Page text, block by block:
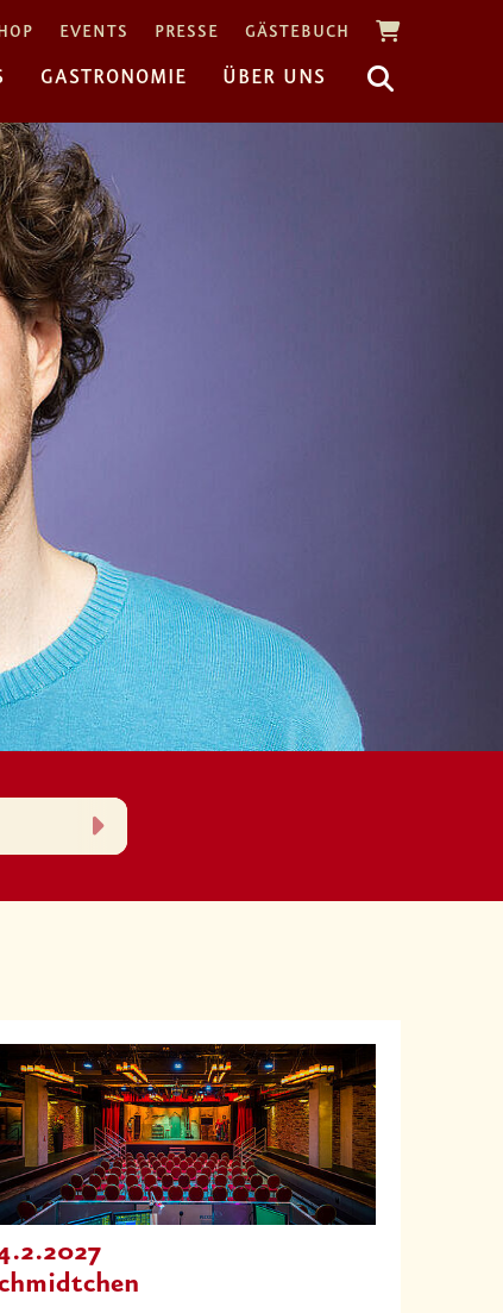
EVENTS PRESSE GÄSTEBUCH
GASTRONOMIE ÜBER UNS